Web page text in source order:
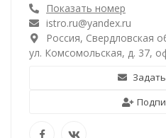
Показать номер
istro.ru@yandex.ru
Россия, Свердловская
ул. Комсомольская, д. 37,